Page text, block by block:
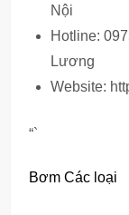
Nội
Hotline:
Lương
Website:
“`
Bơm Các loại